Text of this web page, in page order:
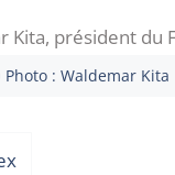
: Waldemar Kita